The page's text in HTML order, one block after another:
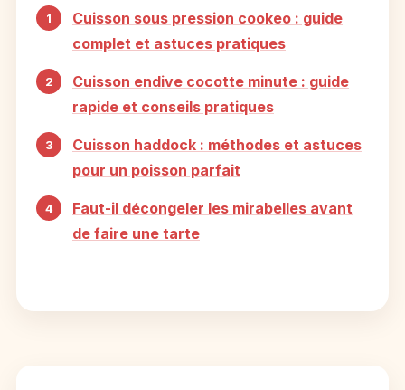
Cuisson sous pression cookeo : guide
complet et astuces pratiques
Cuisson endive cocotte minute : guide
rapide et conseils pratiques
Cuisson haddock : méthodes et astuces
pour un poisson parfait
Faut-il décongeler les mirabelles avant
de faire une tarte